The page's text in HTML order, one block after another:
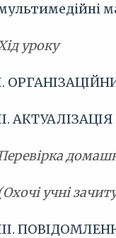
уроку
учні